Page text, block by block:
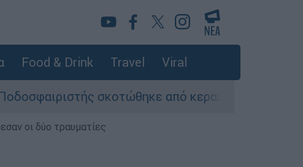
Food & Drink Travel Viral
σκοτώθηκε από κεραυνό κατά τη διάρκεια αγώνα
οι δύο τραυματίες